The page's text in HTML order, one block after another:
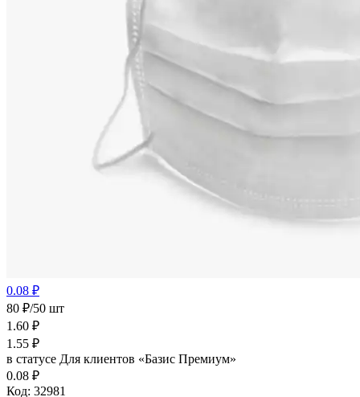
0.08 ₽
80 ₽/50 шт
1.60 ₽
1.55 ₽
в статусе Для клиентов «Базис Премиум»
0.08 ₽
Код: 32981